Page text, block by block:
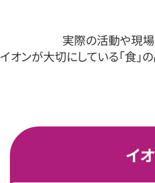
実際の活動や現場
イオンが大切にしている「食」
イ